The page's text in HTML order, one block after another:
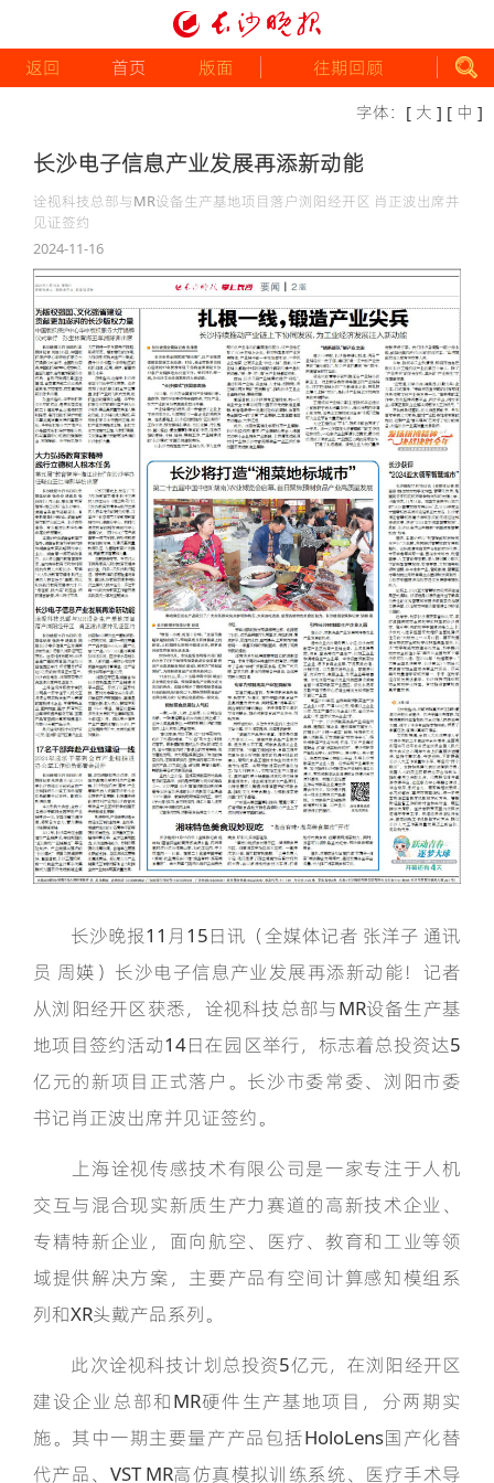
返回 首页 版面 往期回顾
字体： [ 大 ] [ 中 ]
长沙电子信息产业发展再添新动能
诠视科技总部与MR设备生产基地项目落户浏阳经开区 肖正波出席并
见证签约
2024-11-16
长沙晚报11月15日讯（全媒体记者 张洋子 通讯
员 周媖）长沙电子信息产业发展再添新动能！记者
从浏阳经开区获悉，诠视科技总部与MR设备生产基
地项目签约活动14日在园区举行，标志着总投资达5
亿元的新项目正式落户。长沙市委常委、浏阳市委
书记肖正波出席并见证签约。
上海诠视传感技术有限公司是一家专注于人机
交互与混合现实新质生产力赛道的高新技术企业、
专精特新企业，面向航空、医疗、教育和工业等领
域提供解决方案，主要产品有空间计算感知模组系
列和XR头戴产品系列。
此次诠视科技计划总投资5亿元，在浏阳经开区
建设企业总部和MR硬件生产基地项目，分两期实
施。其中一期主要量产产品包括HoloLens国产化替
代产品、VST MR高仿真模拟训练系统、医疗手术导